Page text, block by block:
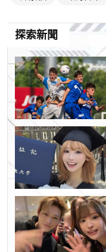
探索新聞